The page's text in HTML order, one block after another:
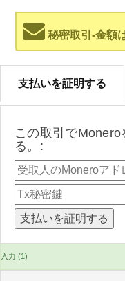
秘密取引-金額
支払いを証明する
この取引で
る。:
入力 (1)